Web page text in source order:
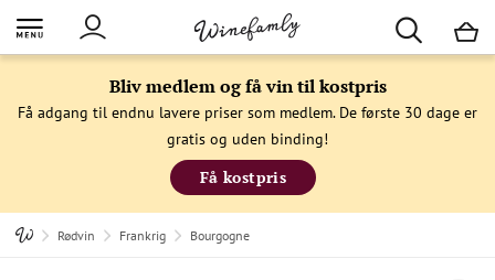
Bliv medlem og få vin til kostpris
Få adgang til endnu lavere priser som medlem. De første 30 dage er
gratis og uden binding!
Få kostpris
Rødvin Frankrig Bourgogne